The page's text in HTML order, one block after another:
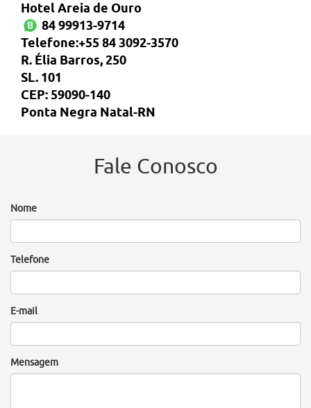
Hotel Areia de Ouro
84 99913-9714
Telefone:+55 84 3092-3570
R. Élia Barros, 250
SL. 101
CEP: 59090-140
Ponta Negra Natal-RN
Fale Conosco
Nome
Telefone
E-mail
Mensagem